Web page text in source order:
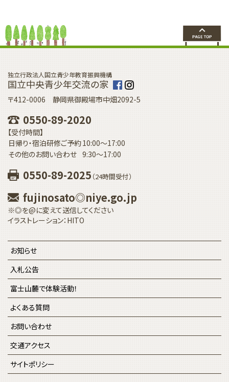
独立行政法人国立青少年教育振興機構
国立中央青少年交流の家
〒412-0006 静岡県御殿場市中畑2092-5
0550-89-2020
【受付時間】
日帰り・宿泊研修ご予約10:00〜17:00
その他のお問い合わせ 9:30〜17:00
0550-89-2025 （24時間受付）
fujinosato◎niye.go.jp
※◎を@に変えて送信してください
イラストレーション：HITO
お知らせ
入札公告
富士山麓で体験活動！
よくある質問
お問い合わせ
交通アクセス
サイトポリシー